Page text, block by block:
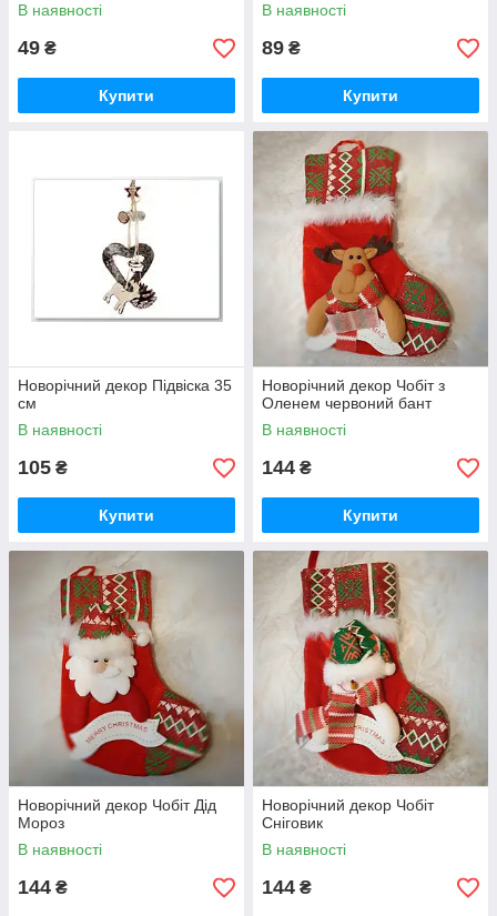
В наявності
49 ₴
Купити
В наявності
89 ₴
Купити
Новорічний декор Підвіска 35
см
В наявності
105 ₴
Купити
Новорічний декор Чобіт з
Оленем червоний бант
В наявності
144 ₴
Купити
Новорічний декор Чобіт Дід
Мороз
В наявності
144 ₴
Новорічний декор Чобіт
Сніговик
В наявності
144 ₴